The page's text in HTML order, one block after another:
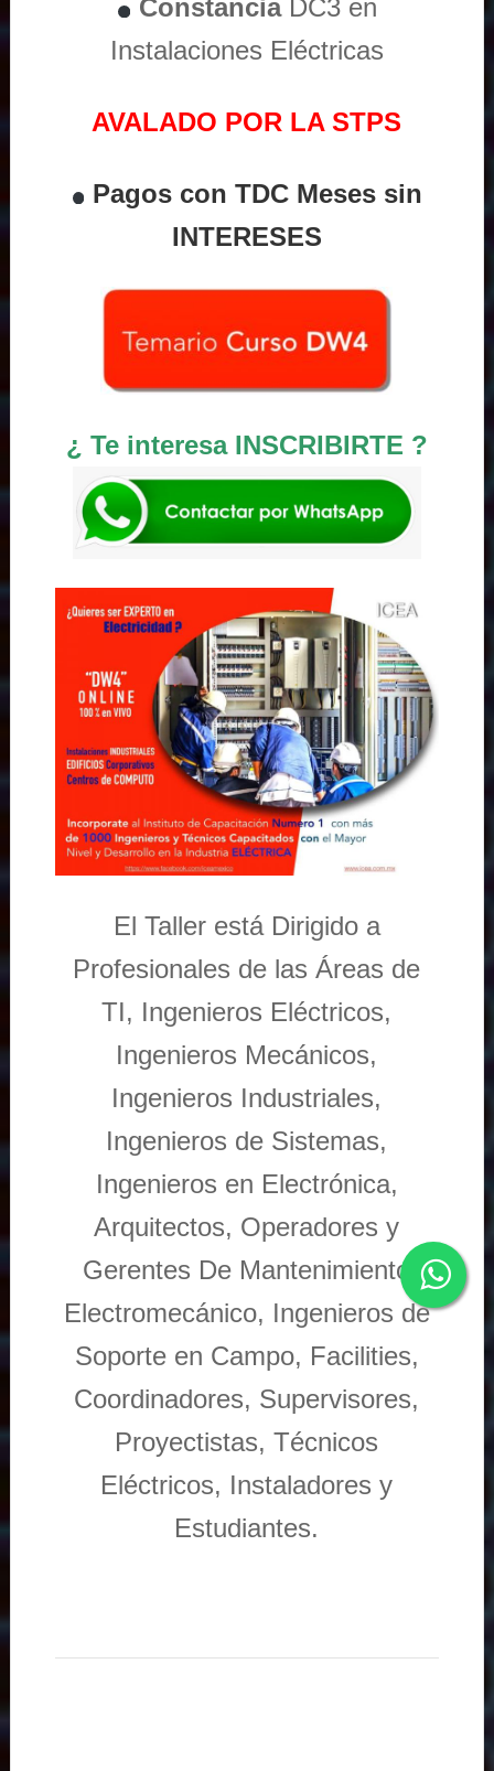
ConstanciaDC3 en
Instalaciones Eléctricas
AVALADO POR LA STPS
Pagos con TDC Meses sin
INTERESES
¿ Te interesa INSCRIBIRTE ?
El Taller está Dirigido a
Profesionales de las Áreas de
TI, Ingenieros Eléctricos,
Ingenieros Mecánicos,
Ingenieros Industriales,
Ingenieros de Sistemas,
Ingenieros en Electrónica,
Arquitectos, Operadores y
Gerentes De Mantenimiento
Electromecánico, Ingenieros de
Soporte en Campo, Facilities,
Coordinadores, Supervisores,
Proyectistas, Técnicos
Eléctricos, Instaladores y
Estudiantes.